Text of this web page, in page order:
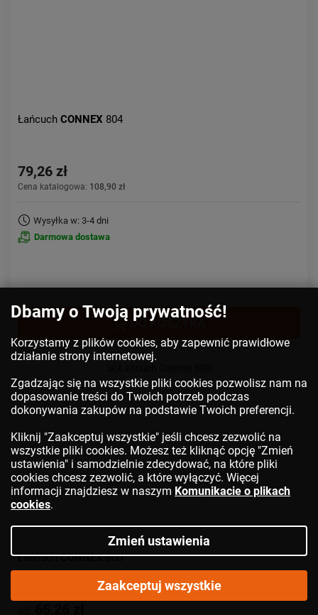
Łańcuch CONNEX 804
79,26 zł
Cena katalogowa: 108,90 zł
Wysyłka w: 3-4 dni
Darmowa dostawa
DO KOSZYKA
ŁańcuchCONNEX800
Dbamy o Twoją prywatność!
Korzystamy z plików cookies, aby zapewnić prawidłowe
działanie strony internetowej.
Zgadzając się na wszystkie pliki cookies pozwolisz nam na
dopasowanie treści do Twoich potrzeb podczas
dokonywania zakupów na podstawie Twoich preferencji.
Kliknij "Zaakceptuj wszystkie" jeśli chcesz zezwolić na
wszystkie pliki cookies. Możesz też kliknąć opcję "Zmień
ustawienia" i samodzielnie zdecydować, na które pliki
cookies chcesz zezwolić, a które wyłączyć. Więcej
informacji znajdziesz w naszym Komunikacie o plikach
cookies.
Zmień ustawienia
Zaakceptuj wszystkie